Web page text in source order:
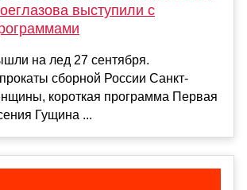
выступили с
на лед 27 сентября.
сборной России Санкт-
короткая программа Первая
Гущина ...